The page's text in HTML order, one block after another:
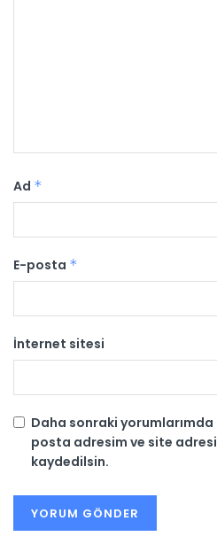
Ad *
E-posta *
İnternet sitesi
Daha sonraki yorumlarımda
posta adresim ve site
kaydedilsin.